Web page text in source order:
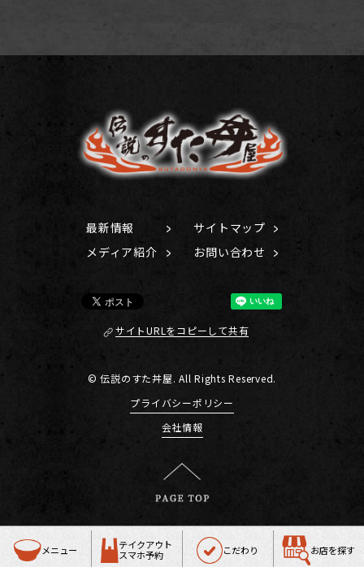
最新情報
メディア紹介
サイトマップ
お問い合わせ
サイトURLをコピーして共有
© 伝説のすた丼屋. All Rights Reserved.
プライバシーポリシー
会社情報
メニュー
テイクアウト
スマホ予約
こだわり お店を探す